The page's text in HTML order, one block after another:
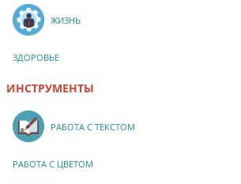
ЖИЗНЬ
ЗДОРОВЬЕ
ИНСТРУМЕНТЫ
РАБОТА С ТЕКСТОМ
РАБОТА С ЦВЕТОМ